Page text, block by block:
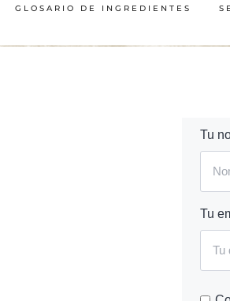
GLOSARIO DE INGREDIENTES
Tu
Tu